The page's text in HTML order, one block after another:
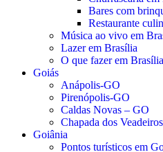
Bares com
Restaurante
Música ao vivo em
Lazer em Brasília
O que fazer em
Goiás
Anápolis-GO
Pirenópolis-GO
Caldas Novas – GO
Chapada dos
Goiânia
Pontos turísticos em